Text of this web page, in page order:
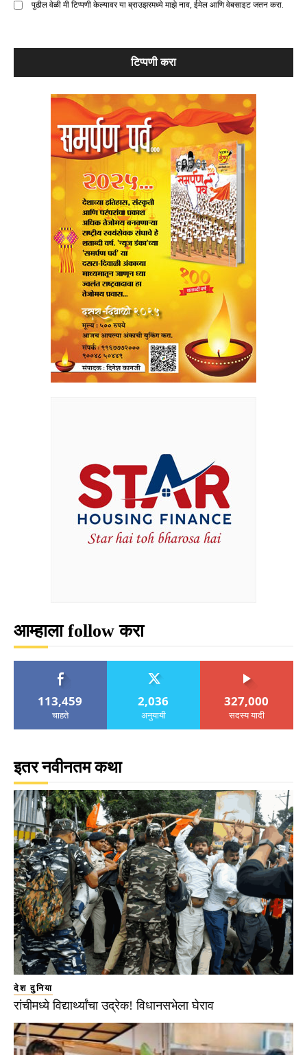
पुढील वेळी मी टिप्पणी केल्यावर या ब्राउझरमध्ये माझे नाव, ईमेल आणि वेबसाइट जतन करा.
आम्हाला follow करा
113,459
चाहते
2,036
अनुयायी
327,000
सदस्य यादी
इतर नवीनतम कथा
देश दुनिया
रांचीमध्ये विद्यार्थ्यांचा उद्रेक! विधानसभेला घेराव